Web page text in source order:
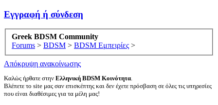
Εγγραφή ή σύνδεση
Greek BDSM Community
Forums > BDSM > BDSM Εμπειρίες >
Απόκρυψη ανακοίνωσης
Καλώς ήρθατε στην Ελληνική BDSM Κοινότητα.
Βλέπετε το site μας σαν επισκέπτης και δεν έχετε πρόσβαση σε όλες τις υπηρεσίες
που είναι διαθέσιμες για τα μέλη μας!